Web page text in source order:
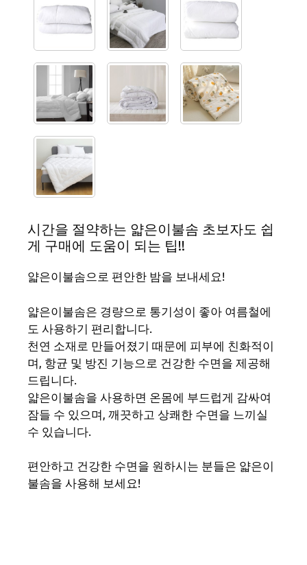
시간을 절약하는 얇은이불솜 초보자도 쉽
게 구매에 도움이 되는 팁!!
얇은이불솜으로 편안한 밤을 보내세요!
얇은이불솜은 경량으로 통기성이 좋아 여름철에
도 사용하기 편리합니다.
천연 소재로 만들어졌기 때문에 피부에 친화적이
며, 항균 및 방진 기능으로 건강한 수면을 제공해
드립니다.
얇은이불솜을 사용하면 온몸에 부드럽게 감싸여
잠들 수 있으며, 깨끗하고 상쾌한 수면을 느끼실
수 있습니다.
편안하고 건강한 수면을 원하시는 분들은 얇은이
불솜을 사용해 보세요!